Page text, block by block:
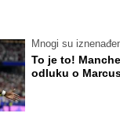
Mnogi su
To je to!
odluku o